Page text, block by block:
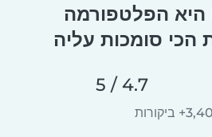
Babysits היא הפלטפורמה
סומכות עליה
4.7 / 5
ביקורות